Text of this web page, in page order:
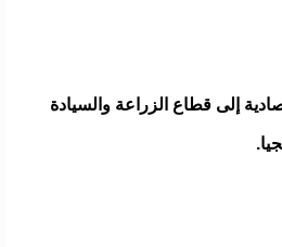
إلى قطاع الزراعة والسيادة